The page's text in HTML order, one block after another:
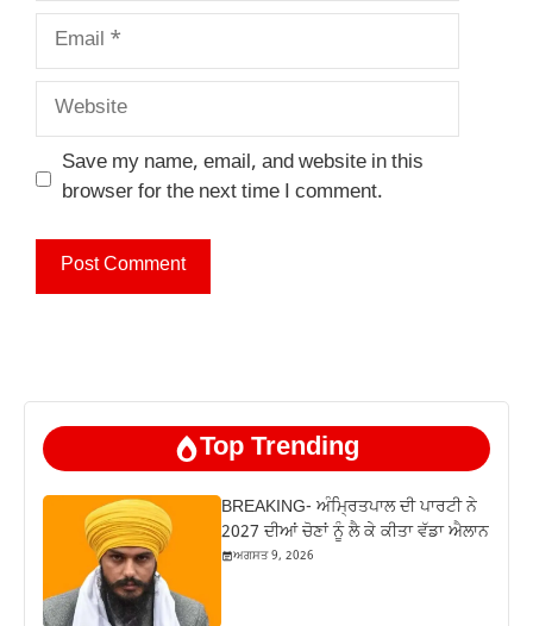
Email
Website
Save my name, email, and website in this
browser for the next time I comment.
Top Trending
BREAKING- ਅੰਮ੍ਰਿਤਪਾਲ ਦੀ ਪਾਰਟੀ ਨੇ
2027 ਦੀਆਂ ਚੋਣਾਂ ਨੂੰ ਲੈ ਕੇ ਕੀਤਾ ਵੱਡਾ ਐਲਾਨ
ਅਗਸਤ 9, 2026